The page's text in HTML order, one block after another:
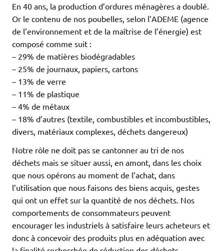
En 40 ans, la production d’ordures ménagères a doublé.
Or le contenu de nos poubelles, selon l’ADEME (agence
de l’environnement et de la maîtrise de l’énergie) est
composé comme suit :
– 29% de matières biodégradables
– 25% de journaux, papiers, cartons
– 13% de verre
– 11% de plastique
– 4% de métaux
– 18% d’autres (textile, combustibles et incombustibles,
divers, matériaux complexes, déchets dangereux)
Notre rôle ne doit pas se cantonner au tri de nos
déchets mais se situer aussi, en amont, dans les choix
que nous opérons au moment de l’achat, dans
l’utilisation que nous faisons des biens acquis, gestes
qui ont un effet sur la quantité de nos déchets. Nos
comportements de consommateurs peuvent
encourager les industriels à satisfaire leurs acheteurs et
donc à concevoir des produits plus en adéquation avec